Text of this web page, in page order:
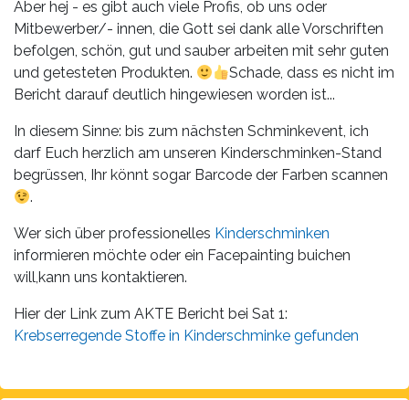
Aber hej - es gibt auch viele Profis, ob uns oder
Mitbewerber/- innen, die Gott sei dank alle Vorschriften
befolgen, schön, gut und sauber arbeiten mit sehr guten
und getesteten Produkten.
Schade, dass es nicht im
Bericht darauf deutlich hingewiesen worden ist...
In diesem Sinne: bis zum nächsten Schminkevent, ich
darf Euch herzlich am unseren Kinderschminken-Stand
begrüssen, Ihr könnt sogar Barcode der Farben scannen
.
Wer sich über professionelles Kinderschminken
informieren möchte oder ein Facepainting buichen
will,kann uns kontaktieren.
Hier der Link zum AKTE Bericht bei Sat 1:
Krebserregende Stoffe in Kinderschminke gefunden